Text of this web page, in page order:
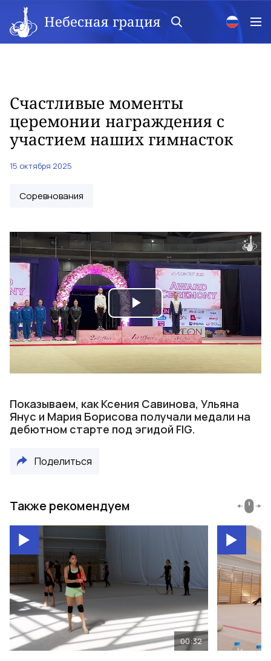
Небесная грация
Счастливые моменты
церемонии награждения с
участием наших гимнасток
15 октября 2025
Соревнования
Play
Video
Показываем, как Ксения Савинова, Ульяна
Янус и Мария Борисова получали медали на
дебютном старте под эгидой FIG.
Поделиться
Также рекомендуем
00:32